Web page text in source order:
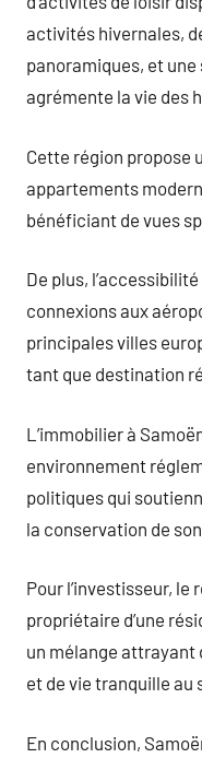
activités hivernales,
panoramiques, et
agrémente la vie des
Cette région propose
appartements
bénéficiant de vues
De plus,
connexions aux
principales villes
tant que destination
L’immobilier à
environnement
politiques qui
la conservation de
Pour l’investisseur,
propriétaire d’une
un mélange attrayant
et de vie tranquille au
En conclusion,